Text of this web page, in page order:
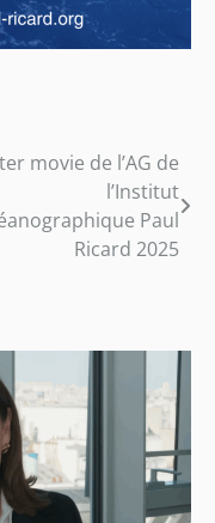
movie de l’AG de
l’Institut
Paul
Ricard 2025